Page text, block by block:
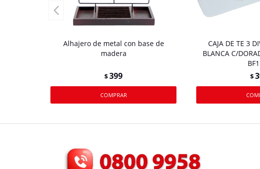
Alhajero de metal con base de
madera
$399
CAJA DE TE 3
BLANCA C/
$